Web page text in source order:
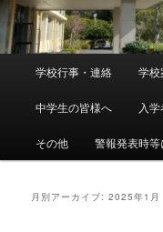
ュ
メ
イ
ン
コ
サ
ブ
コ
ン
学校行事・連絡 学校
中学生の皆様へ 入
その他 警報発表時
月別アーカイブ:2025年1月